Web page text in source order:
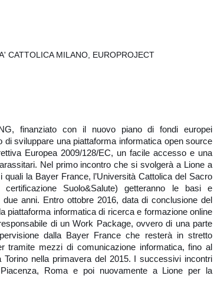
CATTOLICA MILANO, EUROPROJECT
finanziato con il nuovo piano di fondi europei
di sviluppare una piattaforma informatica open source
Europea 2009/128/EC, un facile accesso e una
Nel primo incontro che si svolgerà a Lione a
la Bayer France, l’Università Cattolica del Sacro
Suolo&Salute) getteranno le basi e
anni. Entro ottobre 2016, data di conclusione del
piattaforma informatica di ricerca e formazione online
di un Work Package, ovvero di una parte
dalla Bayer France che resterà in stretto
tramite mezzi di comunicazione informatica, fino al
nella primavera del 2015. I successivi incontri
Roma e poi nuovamente a Lione per la